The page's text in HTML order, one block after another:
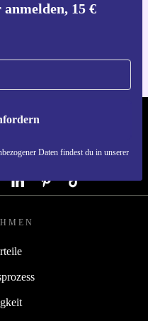
15 €
Daten findest du in unserer
App
- RETHINK NEW.